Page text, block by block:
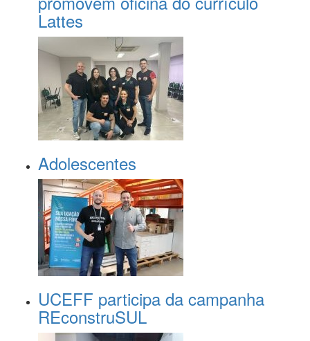
Lattes
Adolescentes
UCEFF participa da campanha
REconstruSUL